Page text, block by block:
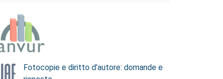
Fotocopie e diritto d’autore: domande e